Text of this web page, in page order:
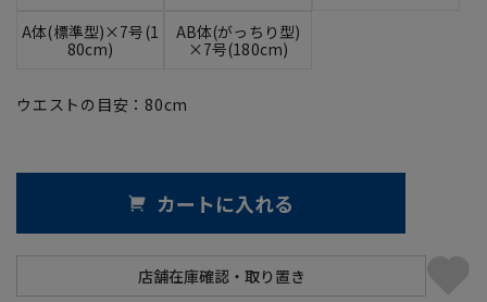
A体(標準型)×7号(1
80cm)
AB体(がっちり型)
×7号(180cm)
ウエストの目安： 80cm
カートに入れる